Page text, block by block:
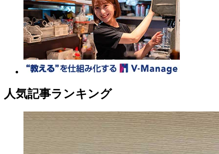
人気記事ランキング